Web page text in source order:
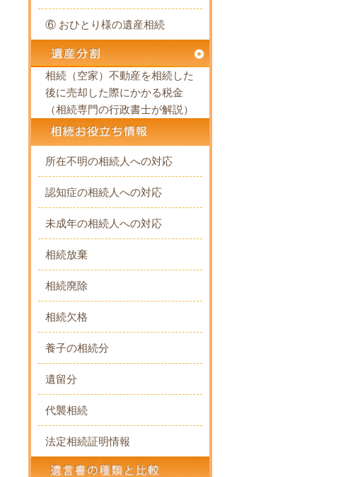
⑥ おひとり様の遺産相続
相続（空家）不動産を相続した
後に売却した際にかかる税金
（相続専門の行政書士が解説）
所在不明の相続人への対応
認知症の相続人への対応
未成年の相続人への対応
相続放棄
相続廃除
相続欠格
養子の相続分
遺留分
代襲相続
法定相続証明情報